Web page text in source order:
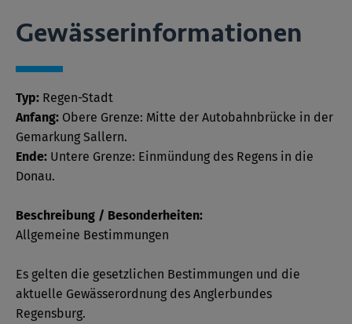
Gewässer­informationen
Typ: Regen-Stadt
Anfang: Obere Grenze: Mitte der Autobahnbrücke in der
Gemarkung Sallern.
Ende: Untere Grenze: Einmündung des Regens in die
Donau.
Beschreibung / Besonderheiten:
Allgemeine Bestimmungen
Es gelten die gesetzlichen Bestimmungen und die
aktuelle Gewässerordnung des Anglerbundes
Regensburg.